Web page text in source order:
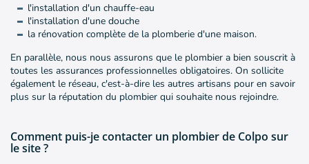
l'installation d'un chauffe-eau
l'installation d'une douche
la rénovation complète de la plomberie d'une maison.
En parallèle, nous nous assurons que le plombier a bien souscrit à
toutes les assurances professionnelles obligatoires. On sollicite
également le réseau, c'est-à-dire les autres artisans pour en savoir
plus sur la réputation du plombier qui souhaite nous rejoindre.
Comment puis-je contacter un plombier de Colpo sur
le site ?